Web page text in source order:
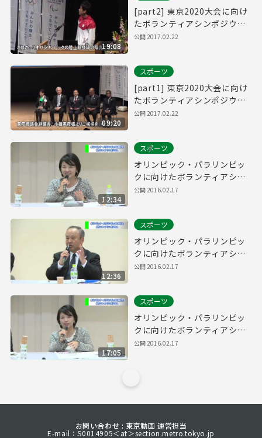
19:08
[part2] 東京2020大会に向け
たボランティアシンポジウム
～リオから東京へ～
公開2017.02.22
09:20
スポーツ
[part1] 東京2020大会に向け
たボランティアシンポジウム
～リオから東京へ～
公開2017.02.22
12:34
スポーツ
オリンピック・パラリンピッ
クに向けたボランティアシン
ポジウム(Part7)
公開2016.02.17
12:36
スポーツ
オリンピック・パラリンピッ
クに向けたボランティアシン
ポジウム(Part5)
公開2016.02.17
17:05
スポーツ
オリンピック・パラリンピッ
クに向けたボランティアシン
ポジウム(Part4)
公開2016.02.17
お問い合わせ : 東京動画 運営担当
E-mail：S0014905＜at＞section.metro.tokyo.jp